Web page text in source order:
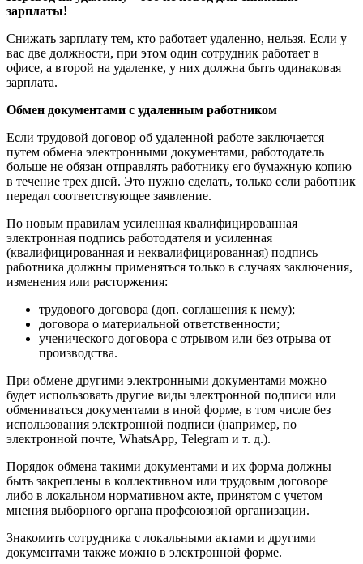
зарплаты!
Снижать зарплату тем, кто работает удаленно, нельзя. Если у
вас две должности, при этом один сотрудник работает в
офисе, а второй на удаленке, у них должна быть одинаковая
зарплата.
Обмен документами с удаленным работником
Если трудовой договор об удаленной работе заключается
путем обмена электронными документами, работодатель
больше не обязан отправлять работнику его бумажную копию
в течение трех дней. Это нужно сделать, только если работник
передал соответствующее заявление.
По новым правилам усиленная квалифицированная
электронная подпись работодателя и усиленная
(квалифицированная и неквалифицированная) подпись
работника должны применяться только в случаях заключения,
изменения или расторжения:
трудового договора (доп. соглашения к нему);
договора о материальной ответственности;
ученического договора с отрывом или без отрыва от
производства.
При обмене другими электронными документами можно
будет использовать другие виды электронной подписи или
обмениваться документами в иной форме, в том числе без
использования электронной подписи (например, по
электронной почте, WhatsApp, Telegram и т. д.).
Порядок обмена такими документами и их форма должны
быть закреплены в коллективном или трудовым договоре
либо в локальном нормативном акте, принятом с учетом
мнения выборного органа профсоюзной организации.
Знакомить сотрудника с локальными актами и другими
документами также можно в электронной форме.